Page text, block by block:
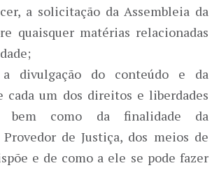
a solicitação da Assembleia da
quaisquer matérias relacionadas
divulgação do conteúdo e da
cada um dos direitos e liberdades
bem como da finalidade da
de Justiça, dos meios de
e de como a ele se pode fazer